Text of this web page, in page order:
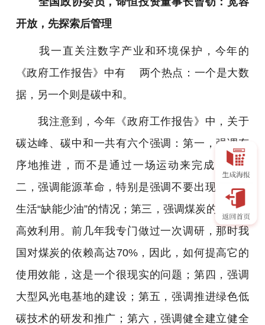
开放，先探索后管理
我一直关注数字产业和环境保护，今年的
《政府工作报告》中有 两个热点：一个是大数
据，另一个则是碳中和。
我注意到，今年《政府工作报告》中，关于
碳达峰、碳中和一共有六个强调：第一，强调有
序地推进，而不是通过一场运动来完成它；第
二，强调能源革命，特别是强调不要出现生产、
生活“缺能少油”的情况；第三，强调煤炭的清洁、
高效利用。前几年我专门做过一次调研，那时我
国对煤炭的依赖高达70%，因此，如何提高它的
使用效能，这是一个很现实的问题；第四，强调
大型风光电基地的建设；第五，强调推进绿色低
碳技术的研发和推广；第六，强调健全建立健全